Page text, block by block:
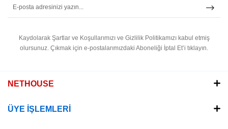
Kaydolarak Şartlar ve Koşullarımızı ve Gizlilik Politikamızı kabul etmiş
olursunuz. Çıkmak için e-postalarımızdaki Aboneliği İptal Et’i tıklayın.
NETHOUSE
ÜYE İŞLEMLERİ